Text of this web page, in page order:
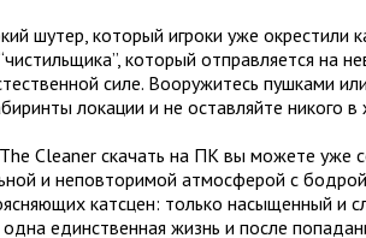
шутер, который игроки уже окрестили
который отправляется на
силе. Вооружитесь пушками
локации и не оставляйте никого
Cleaner скачать на ПК вы можете уже
и неповторимой атмосферой с
катсцен: только насыщенный и
одна единственная жизнь и после